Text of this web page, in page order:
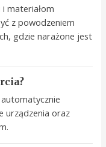
materiałom
z powodzeniem
gdzie narażone jest
urządzenia oraz